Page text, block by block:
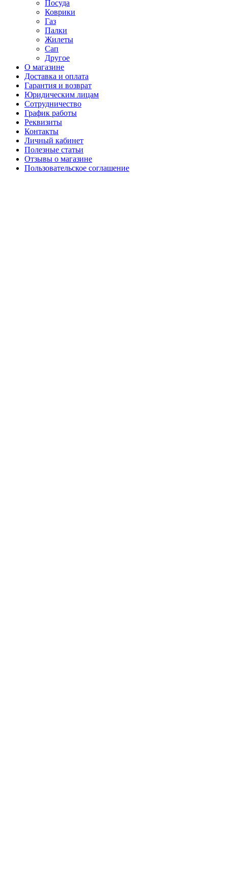
Посуда
Коврики
Газ
Палки
Жилеты
Сап
Другое
О магазине
Доставка и оплата
Гарантия и возврат
Юридическим лицам
Сотрудничество
График работы
Реквизиты
Контакты
Личный кабинет
Полезные статьи
Отзывы о магазине
Пользовательское соглашение